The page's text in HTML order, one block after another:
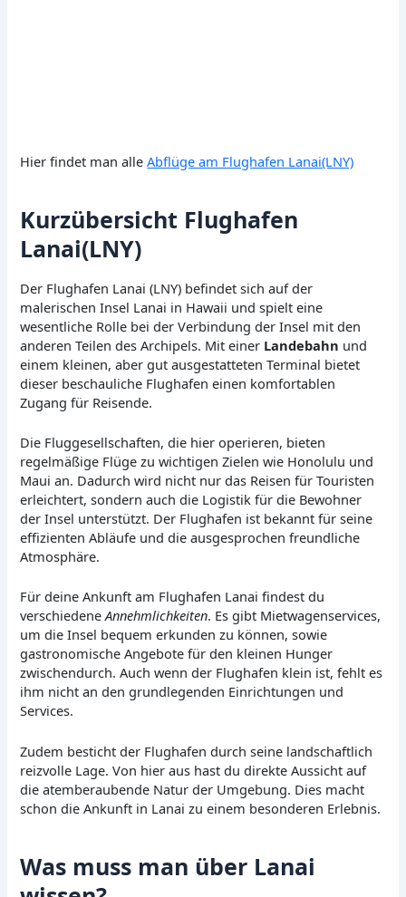
Hier findet man alleAbflüge am Flughafen Lanai(LNY)
Kurzübersicht Flughafen
Lanai(LNY)
Der Flughafen Lanai (LNY) befindet sich auf der
malerischen Insel Lanai in Hawaii und spielt eine
wesentliche Rolle bei der Verbindung der Insel mit den
anderen Teilen des Archipels. Mit einer Landebahn und
einem kleinen, aber gut ausgestatteten Terminal bietet
dieser beschauliche Flughafen einen komfortablen
Zugang für Reisende.
Die Fluggesellschaften, die hier operieren, bieten
regelmäßige Flüge zu wichtigen Zielen wie Honolulu und
Maui an. Dadurch wird nicht nur das Reisen für Touristen
erleichtert, sondern auch die Logistik für die Bewohner
der Insel unterstützt. Der Flughafen ist bekannt für seine
effizienten Abläufe und die ausgesprochen freundliche
Atmosphäre.
Für deine Ankunft am Flughafen Lanai findest du
verschiedeneAnnehmlichkeiten. Es gibt Mietwagenservices,
um die Insel bequem erkunden zu können, sowie
gastronomische Angebote für den kleinen Hunger
zwischendurch. Auch wenn der Flughafen klein ist, fehlt es
ihm nicht an den grundlegenden Einrichtungen und
Services.
Zudem besticht der Flughafen durch seine landschaftlich
reizvolle Lage. Von hier aus hast du direkte Aussicht auf
die atemberaubende Natur der Umgebung. Dies macht
schon die Ankunft in Lanai zu einem besonderen Erlebnis.
Was muss man über Lanai